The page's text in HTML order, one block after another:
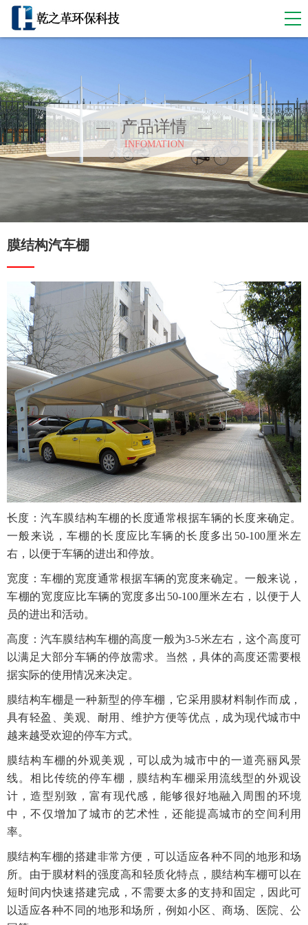
产品详情
INFOMATION
膜结构汽车棚
长度：汽车膜结构车棚的长度通常根据车辆的长度来确定。
一般来说，车棚的长度应比车辆的长度多出50-100厘米左
右，以便于车辆的进出和停放。
宽度：车棚的宽度通常根据车辆的宽度来确定。一般来说，
车棚的宽度应比车辆的宽度多出50-100厘米左右，以便于人
员的进出和活动。
高度：汽车膜结构车棚的高度一般为3-5米左右，这个高度可
以满足大部分车辆的停放需求。当然，具体的高度还需要根
据实际的使用情况来决定。
膜结构车棚是一种新型的停车棚，它采用膜材料制作而成，
具有轻盈、美观、耐用、维护方便等优点，成为现代城市中
越来越受欢迎的停车方式。
膜结构车棚的外观美观，可以成为城市中的一道亮丽风景
线。相比传统的停车棚，膜结构车棚采用流线型的外观设
计，造型别致，富有现代感，能够很好地融入周围的环境
中，不仅增加了城市的艺术性，还能提高城市的空间利用
率。
膜结构车棚的搭建非常方便，可以适应各种不同的地形和场
所。由于膜材料的强度高和轻质化特点，膜结构车棚可以在
短时间内快速搭建完成，不需要太多的支持和固定，因此可
以适应各种不同的地形和场所，例如小区、商场、医院、公